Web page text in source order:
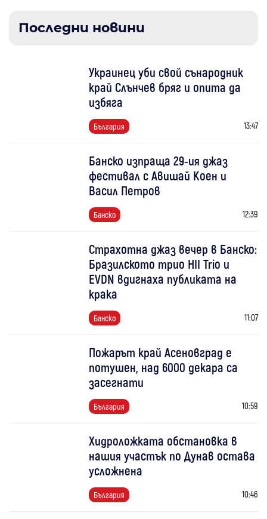
Последни новини
Украинец уби свой сънародник
край Слънчев бряг и опита да
избяга
България 13:47
Банско изпраща 29-ия джаз
фестивал с Авишай Коен и
Васил Петров
Банско 12:39
Страхотна джаз вечер в Банско:
Бразилското трио HII Trio и
EVDN вдигнаха публиката на
крака
Банско 11:07
Пожарът край Асеновград е
потушен, над 6000 декара са
засегнати
България 10:59
Хидроложката обстановка в
нашия участък по Дунав остава
усложнена
България 10:46